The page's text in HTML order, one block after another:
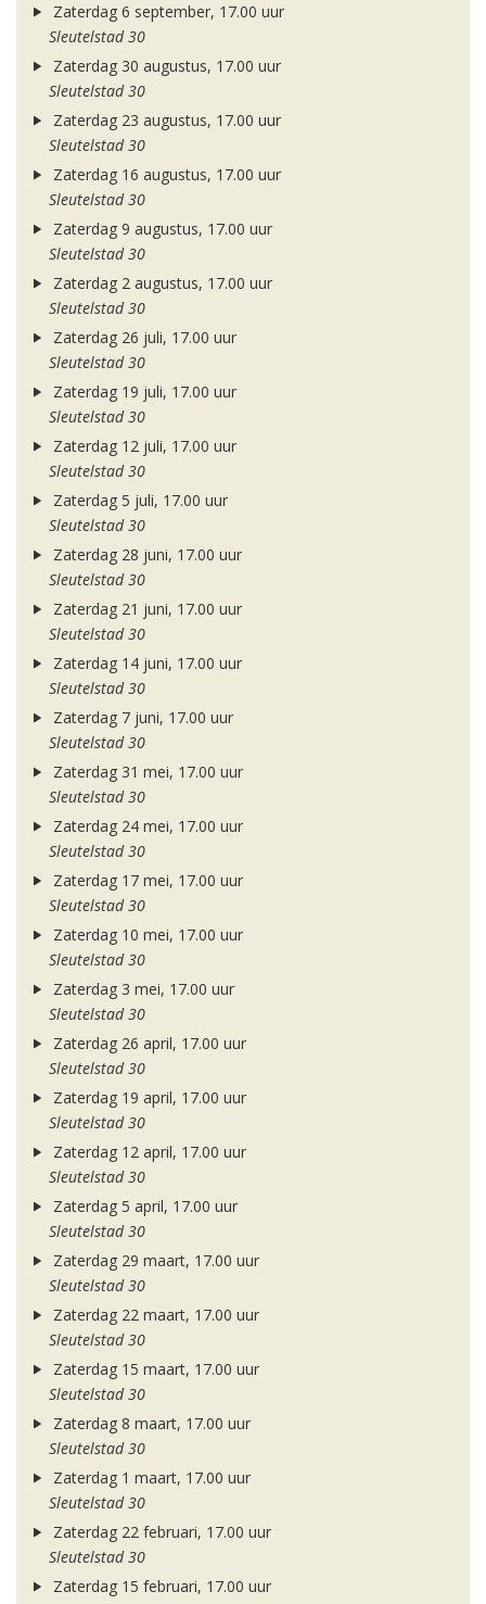
Zaterdag 6 september, 17.00 uur
Sleutelstad 30
Zaterdag 30 augustus, 17.00 uur
Sleutelstad 30
Zaterdag 23 augustus, 17.00 uur
Sleutelstad 30
Zaterdag 16 augustus, 17.00 uur
Sleutelstad 30
Zaterdag 9 augustus, 17.00 uur
Sleutelstad 30
Zaterdag 2 augustus, 17.00 uur
Sleutelstad 30
Zaterdag 26 juli, 17.00 uur
Sleutelstad 30
Zaterdag 19 juli, 17.00 uur
Sleutelstad 30
Zaterdag 12 juli, 17.00 uur
Sleutelstad 30
Zaterdag 5 juli, 17.00 uur
Sleutelstad 30
Zaterdag 28 juni, 17.00 uur
Sleutelstad 30
Zaterdag 21 juni, 17.00 uur
Sleutelstad 30
Zaterdag 14 juni, 17.00 uur
Sleutelstad 30
Zaterdag 7 juni, 17.00 uur
Sleutelstad 30
Zaterdag 31 mei, 17.00 uur
Sleutelstad 30
Zaterdag 24 mei, 17.00 uur
Sleutelstad 30
Zaterdag 17 mei, 17.00 uur
Sleutelstad 30
Zaterdag 10 mei, 17.00 uur
Sleutelstad 30
Zaterdag 3 mei, 17.00 uur
Sleutelstad 30
Zaterdag 26 april, 17.00 uur
Sleutelstad 30
Zaterdag 19 april, 17.00 uur
Sleutelstad 30
Zaterdag 12 april, 17.00 uur
Sleutelstad 30
Zaterdag 5 april, 17.00 uur
Sleutelstad 30
Zaterdag 29 maart, 17.00 uur
Sleutelstad 30
Zaterdag 22 maart, 17.00 uur
Sleutelstad 30
Zaterdag 15 maart, 17.00 uur
Sleutelstad 30
Zaterdag 8 maart, 17.00 uur
Sleutelstad 30
Zaterdag 1 maart, 17.00 uur
Sleutelstad 30
Zaterdag 22 februari, 17.00 uur
Sleutelstad 30
Zaterdag 15 februari, 17.00 uur